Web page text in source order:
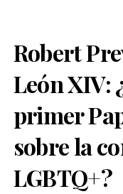
Robert
León XIV:
primer
sobre la
LGBTQ+?